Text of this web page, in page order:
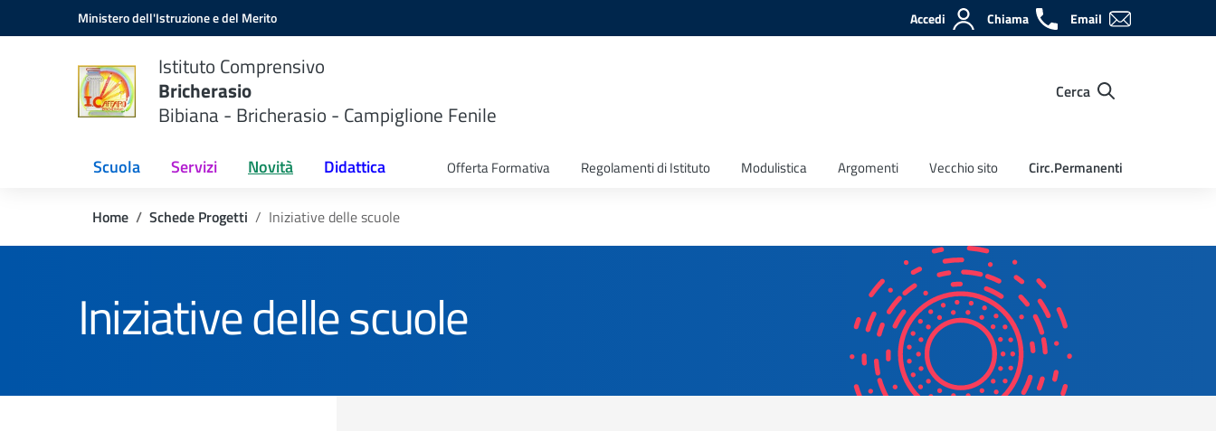
Vai ai contenuti
Vai al menu di navigazioneMinistero dell'Istruzione e del Merito Accedi Chiama Email
Istituto Comprensivo
Bricherasio
Bibiana - Bricherasio - Campiglione Fenile
Cerca
Scuola Servizi Novità Didattica Offerta Formativa Regolamenti di Istituto Modulistica Argomenti Vecchio sito Circ.Permanenti
Home Schede Progetti Iniziative delle scuole
Iniziative delle scuole